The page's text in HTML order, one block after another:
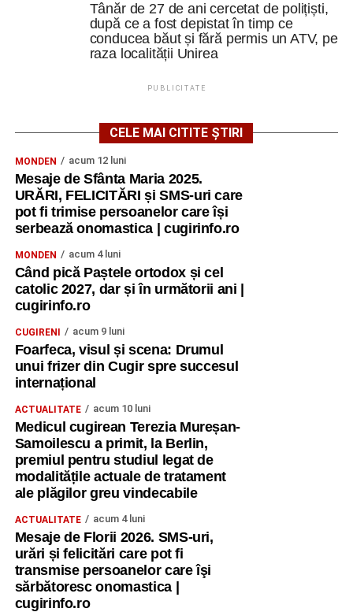
Tânăr de 27 de ani cercetat de polițiști,
după ce a fost depistat în timp ce
conducea băut și fără permis un ATV, pe
raza localității Unirea
PUBLICITATE
CELE MAI CITITE ȘTIRI
MONDEN acum 12 luni
Mesaje de Sfânta Maria 2025.
URĂRI, FELICITĂRI și SMS-uri care
pot fi trimise persoanelor care își
serbează onomastica | cugirinfo.ro
MONDEN acum 4 luni
Când pică Paștele ortodox și cel
catolic 2027, dar și în următorii ani |
cugirinfo.ro
CUGIRENI acum 9 luni
Foarfeca, visul și scena: Drumul
unui frizer din Cugir spre succesul
internațional
ACTUALITATE acum 10 luni
Medicul cugirean Terezia Mureșan-
Samoilescu a primit, la Berlin,
premiul pentru studiul legat de
modalitățile actuale de tratament
ale plăgilor greu vindecabile
ACTUALITATE acum 4 luni
Mesaje de Florii 2026. SMS-uri,
urări și felicitări care pot fi
transmise persoanelor care îşi
sărbătoresc onomastica |
cugirinfo.ro